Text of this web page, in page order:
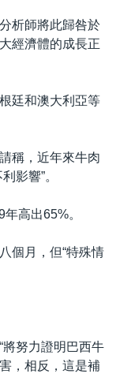
析師將此歸咎於
經濟體的成長正
廷和澳大利亞等
稱，近年來牛肉
影響”。
高出65%。
個月，但“特殊情
將努力證明巴西牛
，相反，這是補